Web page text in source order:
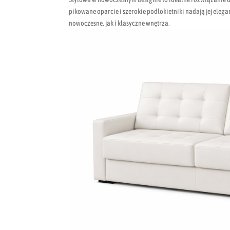
pikowane oparcie i szerokie podłokietniki nadają jej
nowoczesne, jak i klasyczne wnętrza.